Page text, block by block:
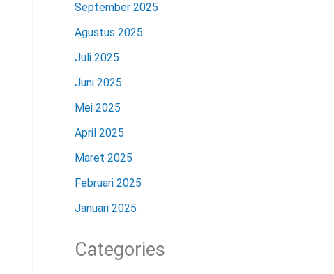
September 2025
Agustus 2025
Juli 2025
Juni 2025
Mei 2025
April 2025
Maret 2025
Februari 2025
Januari 2025
Categories